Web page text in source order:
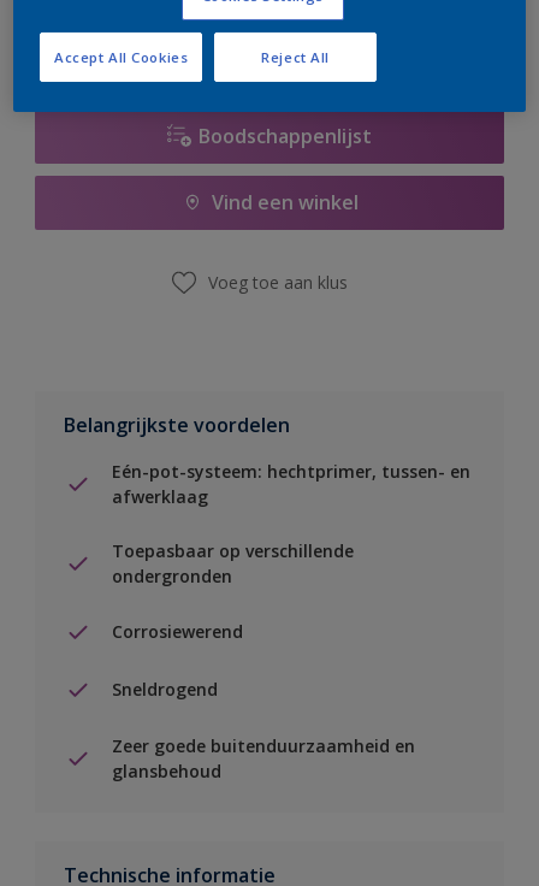
Boodschappenlijst
Vind een winkel
Voeg toe aan klus
Belangrijkste voordelen
Eén-pot-systeem: hechtprimer, tussen- en
afwerklaag
Toepasbaar op verschillende
ondergronden
Corrosiewerend
Sneldrogend
Zeer goede buitenduurzaamheid en
glansbehoud
Technische informatie
Reject All
Accept All Cookies